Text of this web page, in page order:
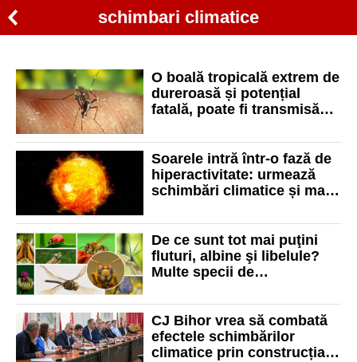
schimbari climatice
O boală tropicală extrem de
dureroasă și potențial
fatală, poate fi transmisă
Soarele intră într-o fază de
hiperactivitate: urmează
schimbări climatice și mai
De ce sunt tot mai puţini
fluturi, albine şi libelule?
Multe specii de
în pericol de dispariție
CJ Bihor vrea să combată
efectele schimbărilor
climatice prin construcția